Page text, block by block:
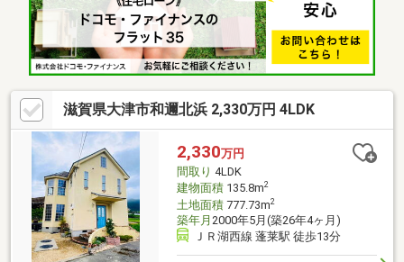
滋賀県大津市和邇北浜 2,330万円 4LDK
2,330万円
間取り 4LDK
建物面積135.8m2
土地面積777.73m2
築年月 2000年5月(築26年4ヶ月)
ＪＲ湖西線 蓬莱駅 徒歩13分